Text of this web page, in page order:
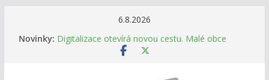
6.8.2026
Novinky: Informace o obcích vždy po ruce. SMS ČR spouští
novou mobilní aplikaci